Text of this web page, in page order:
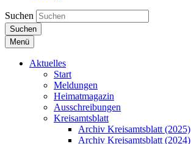
Suchen
Suchen
Menü
Aktuelles
Start
Meldungen
Heimatmagazin
Ausschreibungen
Kreisamtsblatt
Archiv Kreisamtsblatt (2025)
Archiv Kreisamtsblatt (2024)